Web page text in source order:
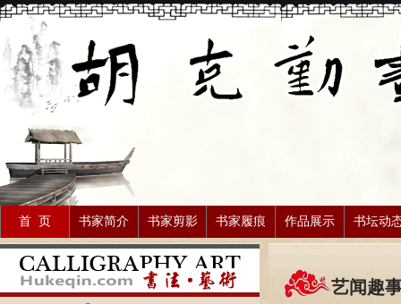
首 页 书家简介 书家剪影 书家履痕 作品展示 书坛动
艺闻趣